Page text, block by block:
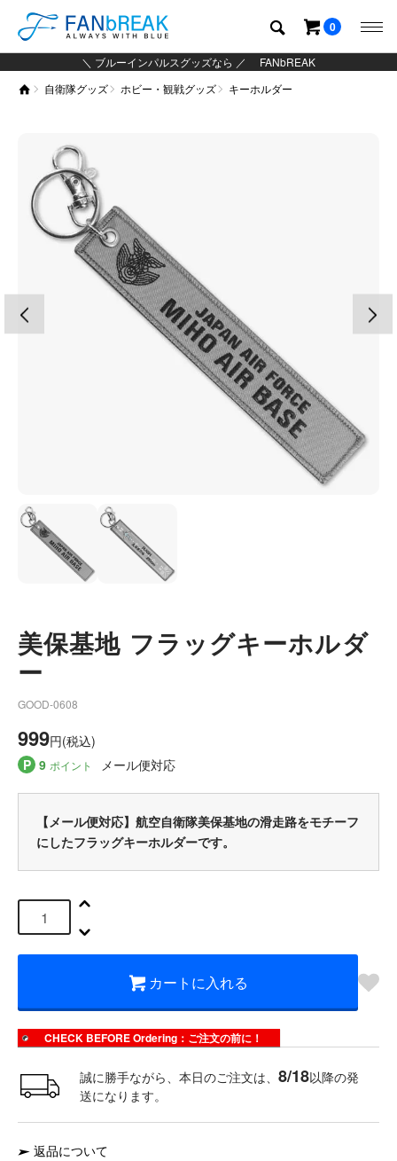
＼ ブルーインパルスグッズなら ／ FANbREAK
0
自衛隊グッズ ホビー・観戦グッズ キーホルダー
美保基地 フラッグキーホルダ
ー
GOOD-0608
999円(税込)
P 9 ポイント メール便対応
【メール便対応】航空自衛隊美保基地の滑走路をモチーフ
にしたフラッグキーホルダーです。
カートに入れる
CHECK BEFORE Ordering：ご注文の前に！
誠に勝手ながら、本日のご注文は、 8/18以降の発
送になります。
返品について